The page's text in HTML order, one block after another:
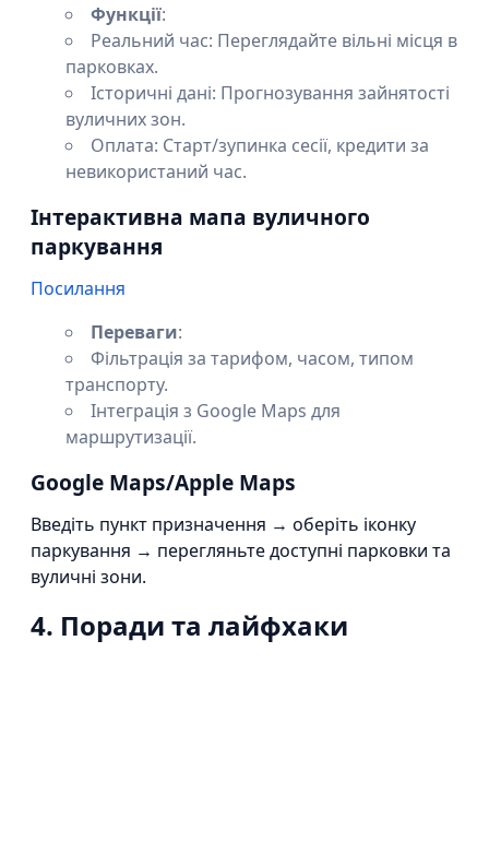
Функції:
Реальний час: Переглядайте вільні місця в
парковках.
Історичні дані: Прогнозування зайнятості
вуличних зон.
Оплата: Старт/зупинка сесії, кредити за
невикористаний час.
Інтерактивна мапа вуличного
паркування
Посилання
Переваги:
Фільтрація за тарифом, часом, типом
транспорту.
Інтеграція з Google Maps для
маршрутизації.
Google Maps/Apple Maps
Введіть пункт призначення → оберіть іконку
паркування → перегляньте доступні парковки та
вуличні зони.
4. Поради та лайфхаки